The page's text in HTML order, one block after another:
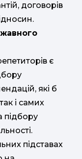
договорів
є
які б
і самих
підбору
підставах